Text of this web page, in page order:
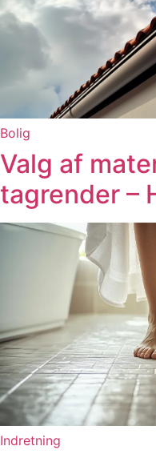
Bolig
Valg af
tagrender –
Indretning